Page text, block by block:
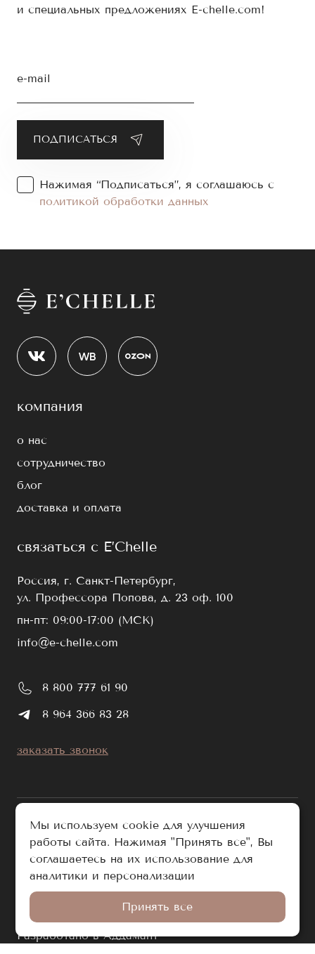
и специальных предложениях E-chelle.com!
e-mail
Нажимая “Подписаться”, я соглашаюсь с
политикой обработки данных
компания
о нас
сотрудничество
блог
доставка и оплата
связаться с E’Chelle
Россия, г. Санкт-Петербург,
ул. Профессора Попова, д. 23 оф. 100
пн-пт: 09:00-17:00 (МСК)
info@e-chelle.com
8 800 777 61 90
8 964 366 83 28
заказать звонок
публичная оферта
политика обработки персональных данных
© e-chelle.com 2026. Все права защищены.
Разработано в Аддамант
Мы используем cookie для улучшения
работы сайта. Нажимая "Принять все", Вы
соглашаетесь на их использование для
аналитики и персонализации
Принять все